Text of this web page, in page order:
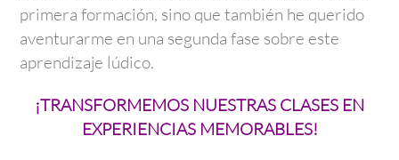
primera formación, sino que también he querido
aventurarme en una segunda fase sobre este
aprendizaje lúdico.
¡TRANSFORMEMOS NUESTRAS CLASES EN
EXPERIENCIAS MEMORABLES!